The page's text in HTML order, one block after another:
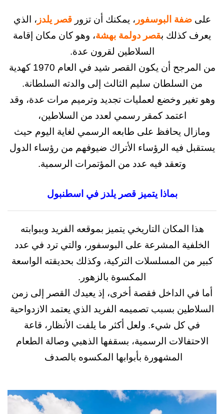
البوسفور ، يمكنك أن تزور قصر يلدز، الذي
بقصر دولمة بهشة، وهو كان مكان إقامة
السلاطين لقرون عدة.
من المرجح أن يكون القصر شيد في العام 1970 كهدية
سليم الثالث إلى والدته السلطانة.
وخضع لعمليات تجديد وترميم مرات عدة، وقد
اعتمد كمقر رسمي لعدد من السلاطين،
يحافظ على طابعه الرسمي لغاية اليوم حيث
فيه الرؤساء الأتراك ضيوفهم من رؤساء الدول
وتعقد فيه عدد من المؤتمرات الرسمية.
بماذا يتميز قصر يلدز في اسطنبول
التاريخي يتميز بموقعه الفريد وببوابته
المشرعة على البوسفور، والتي ترد في عدد
المسلسلات التركية، وكذلك بحديقته الواسعة
المكسوة بالزهور.
الداخل فقصة أخرى، إذ يعيدك القصر إلى زمن
بسبب تصميمه الفريد الذي يعتمد الازدواحية
كل شيء. ولعل أكثر ما يلفت الأنظار، قاعة
الرسمية، بسقفها الذهبي وصالة الطعام
المشهورة بأبوابها المكسوه بالصدف